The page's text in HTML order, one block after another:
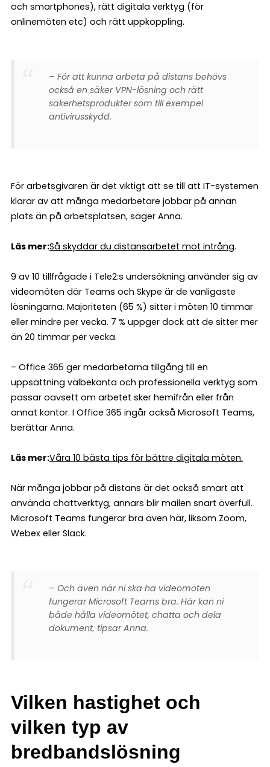
och smartphones), rätt digitala verktyg (för
onlinemöten etc) och rätt uppkoppling.
– För att kunna arbeta på distans behövs
också en säker VPN-lösning och rätt
säkerhetsprodukter som till exempel
antivirusskydd.
För arbetsgivaren är det viktigt att se till att IT-systemen
klarar av att många medarbetare jobbar på annan
plats än på arbetsplatsen, säger Anna.
Läs mer:Så skyddar du distansarbetet mot intrång.
9 av 10 tillfrågade i Tele2:s undersökning använder sig av
videomöten där Teams och Skype är de vanligaste
lösningarna. Majoriteten (65 %) sitter i möten 10 timmar
eller mindre per vecka. 7 % uppger dock att de sitter mer
än 20 timmar per vecka.
– Office 365 ger medarbetarna tillgång till en
uppsättning välbekanta och professionella verktyg som
passar oavsett om arbetet sker hemifrån eller från
annat kontor. I Office 365 ingår också Microsoft Teams,
berättar Anna.
Läs mer:Våra 10 bästa tips för bättre digitala möten.
När många jobbar på distans är det också smart att
använda chattverktyg, annars blir mailen snart överfull.
Microsoft Teams fungerar bra även här, liksom Zoom,
Webex eller Slack.
– Och även när ni ska ha videomöten
fungerar Microsoft Teams bra. Här kan ni
både hålla videomötet, chatta och dela
dokument, tipsar Anna.
Vilken hastighet och
vilken typ av
bredbandslösning